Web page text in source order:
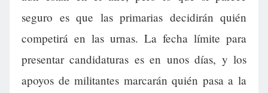
seguro es que las primarias decidirán quién
competirá en las urnas. La fecha límite para
presentar candidaturas es en unos días, y los
apoyos de militantes marcarán quién pasa a la